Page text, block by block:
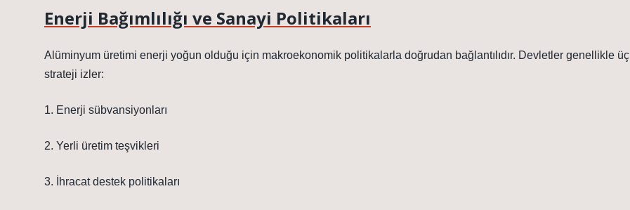
Enerji Bağımlılığı ve Sanayi Politikaları
Alüminyum üretimi enerji yoğun olduğu için makroekonomik politikalarla doğrudan bağlantılıdır. Devletler genellikle üç
strateji izler:
1. Enerji sübvansiyonları
2. Yerli üretim teşvikleri
3. İhracat destek politikaları